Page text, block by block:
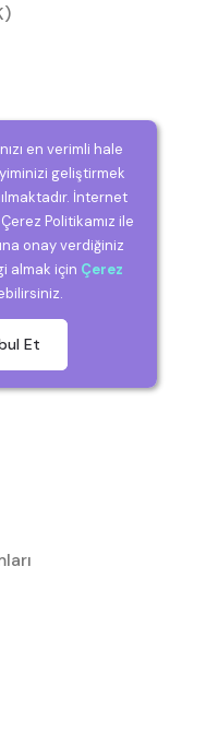
en verimli hale
geliştirmek
İnternet
Politikamız ile
onay verdiğiniz
almak için Çerez
Et